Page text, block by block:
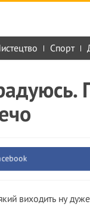
Спорт
виходить ну